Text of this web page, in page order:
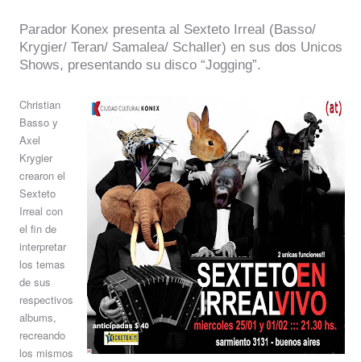
Parador Konex presenta al Sexteto Irreal (Basso/
Krygier/ Teran/ Samalea/ Schaller) en sus dos Unicos
Shows, presentando su disco “Jogging”.
Christian
Basso y
Axel
Krygier
crearon el
Sexteto
Irreal con
el fin de
interpretar
los temas
de sus
respectivos
albums,
recreando
los mismos